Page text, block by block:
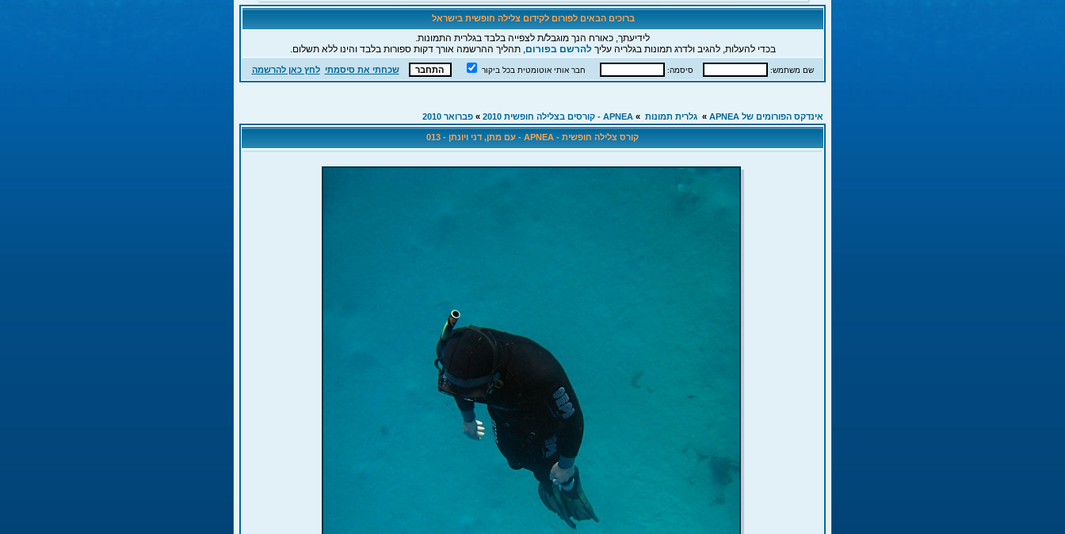
ברוכים הבאים לפורום לקידום צלילה חופשית בישראל
לידיעתך, כאורח הנך מוגבל/ת לצפייה בלבד בגלרית התמונות.
בכדי להעלות, להגיב ולדרג תמונות בגלריה עליךלהרשם בפורום, תהליך ההרשמה אורך דקות ספורות בלבד והינו ללא תשלום.
שם משתמש: סיסמה: חבר אותי אוטומטית בכל ביקור שכחתי את סיסמתי לחץ כאן להרשמה
אינדקס הפורומים של APNEA » גלרית תמונות » APNEA - קורסים בצלילה חופשית 2010 » פברואר 2010
קורס צלילה חופשית - APNEA - עם מתן, דני ויונתן - 013